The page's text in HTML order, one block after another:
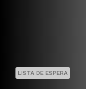
LISTA DE ESPERA